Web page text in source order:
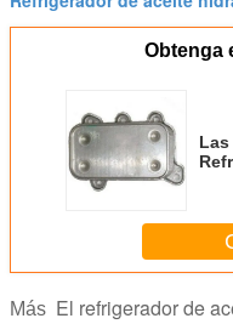
Obtenga
Las
Más El refrigerador de